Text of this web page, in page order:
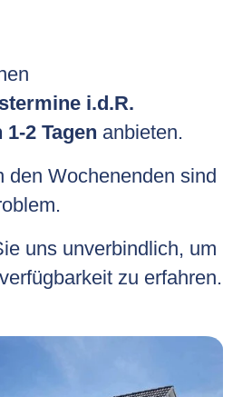
i.d.R.
2 Tagen anbieten.
den Wochenenden sind
uns unverbindlich, um
zu erfahren.